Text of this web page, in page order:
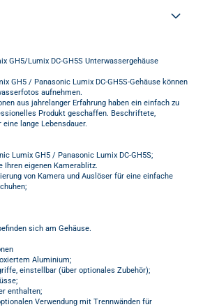
GH5/Lumix DC-GH5S Unterwassergehäuse
GH5 / Panasonic Lumix DC-GH5S-Gehäuse können
aufnehmen.
aus jahrelanger Erfahrung haben ein einfach zu
Produkt geschaffen. Beschriftete,
lange Lebensdauer.
Lumix GH5 / Panasonic Lumix DC-GH5S;
Ihren eigenen Kamerablitz.
von Kamera und Auslöser für eine einfache
sich am Gehäuse.
Aluminium;
einstellbar (über optionales Zubehör);
enthalten;
Verwendung mit Trennwänden für